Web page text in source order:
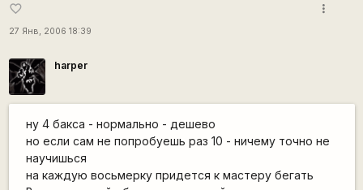
favorite_border
27 Янв, 2006 18:39
more_vert
harper
ну 4 бакса - нормально - дешево
но если сам не попробуешь раз 10 - ничему точно не
научишься
на каждую восьмерку придется к мастеру бегать